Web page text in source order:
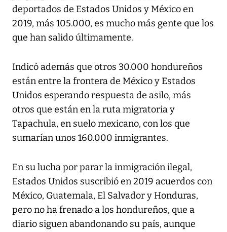
deportados de Estados Unidos y México en
2019, más 105.000, es mucho más gente que los
que han salido últimamente.
Indicó además que otros 30.000 hondureños
están entre la frontera de México y Estados
Unidos esperando respuesta de asilo, más
otros que están en la ruta migratoria y
Tapachula, en suelo mexicano, con los que
sumarían unos 160.000 inmigrantes.
En su lucha por parar la inmigración ilegal,
Estados Unidos suscribió en 2019 acuerdos con
México, Guatemala, El Salvador y Honduras,
pero no ha frenado a los hondureños, que a
diario siguen abandonando su país, aunque